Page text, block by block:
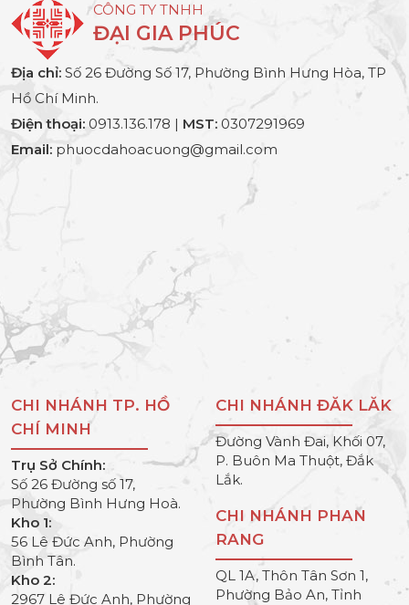
CÔNG TY TNHH
ĐẠI GIA PHÚC
Địa chỉ: Số 26 Đường Số 17, Phường Bình Hưng Hòa, TP
Hồ Chí Minh.
Điện thoại: 0913.136.178 | MST: 0307291969
Email: phuocdahoacuong@gmail.com
CHI NHÁNH TP. HỒ
CHÍ MINH
Trụ Sở Chính:
Số 26 Đường số 17,
Phường Bình Hưng Hoà.
Kho 1:
56 Lê Đức Anh, Phường
Bình Tân.
Kho 2:
2967 Lê Đức Anh, Phường
CHI NHÁNH ĐĂK LĂK
Đường Vành Đai, Khối 07,
P. Buôn Ma Thuột, Đắk
Lắk.
CHI NHÁNH PHAN
RANG
QL 1A, Thôn Tân Sơn 1,
Phường Bảo An, Tỉnh